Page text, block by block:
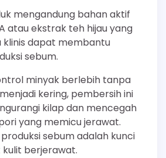
mengandung bahan aktif
atau ekstrak teh hijau yang
dapat membantu
sebum.
minyak berlebih tanpa
kering, pembersih ini
kilap dan mencegah
yang memicu jerawat.
sebum adalah kunci
berjerawat.